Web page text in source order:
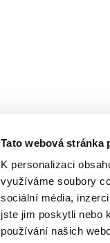
Tato webová stránka
K personalizaci
využíváme soubory
sociální média,
jste jim poskytli nebo
používání našich